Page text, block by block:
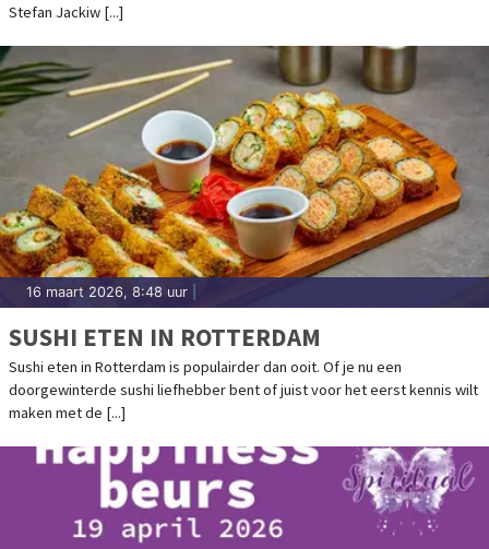
Stefan Jackiw [...]
16 maart 2026, 8:48 uur
SUSHI ETEN IN ROTTERDAM
Sushi eten in Rotterdam is populairder dan ooit. Of je nu een
doorgewinterde sushi liefhebber bent of juist voor het eerst kennis wilt
maken met de [...]